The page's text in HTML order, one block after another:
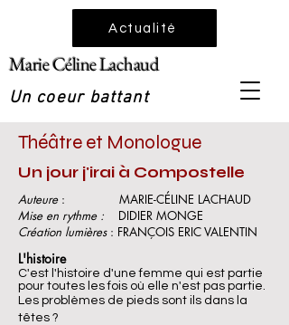
Marie Céline Lachaud
Un coeur battant
Actualité
Théâtre et Monologue
Un jour j'irai à Compostelle
Auteure: MARIE-CÉLINE LACHAUD
Mise en rythme : DIDIER MONGE
Création lumières : FRANÇOIS ERIC VALENTIN
L'histoire
C'est l'histoire d'une femme qui est partie
pour toutes les fois où elle n'est pas partie.
Les problèmes de pieds sont ils dans la
têtes ?